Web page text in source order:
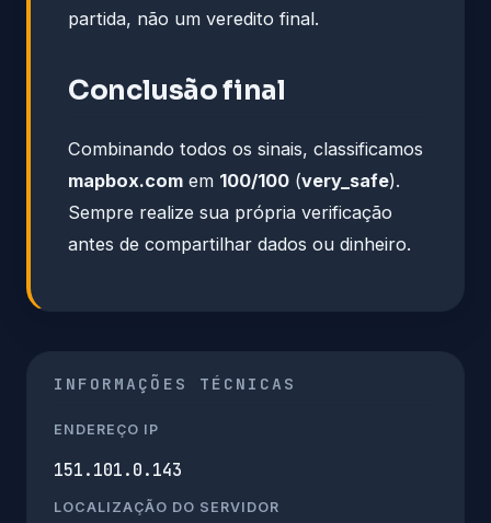
partida, não um veredito final.
Conclusão final
Combinando todos os sinais, classificamos
mapbox.com em 100/100 (very_safe).
Sempre realize sua própria verificação
antes de compartilhar dados ou dinheiro.
INFORMAÇÕES TÉCNICAS
ENDEREÇO IP
151.101.0.143
LOCALIZAÇÃO DO SERVIDOR